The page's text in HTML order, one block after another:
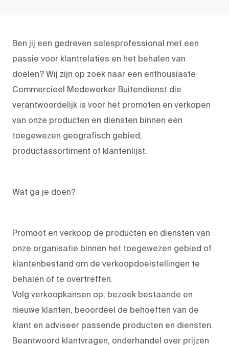
Ben jij een gedreven salesprofessional met een
passie voor klantrelaties en het behalen van
doelen? Wij zijn op zoek naar een enthousiaste
Commercieel Medewerker Buitendienst die
verantwoordelijk is voor het promoten en verkopen
van onze producten en diensten binnen een
toegewezen geografisch gebied,
productassortiment of klantenlijst.
Wat ga je doen?
Promoot en verkoop de producten en diensten van
onze organisatie binnen het toegewezen gebied of
klantenbestand om de verkoopdoelstellingen te
behalen of te overtreffen.
Volg verkoopkansen op, bezoek bestaande en
nieuwe klanten, beoordeel de behoeften van de
klant en adviseer passende producten en diensten.
Beantwoord klantvragen, onderhandel over prijzen